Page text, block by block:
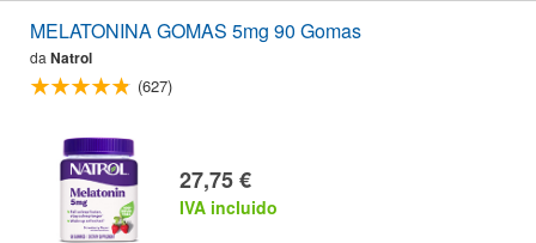
MELATONINA GOMAS 5mg 90 Gomas
da Natrol
(627)
27,75 €
IVA incluido